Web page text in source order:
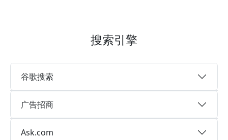
搜索引擎
谷歌搜索
广告招商
Ask.com